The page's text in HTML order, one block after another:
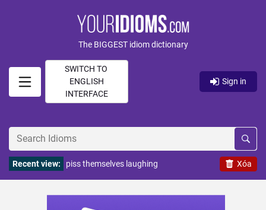
The BIGGEST idiom dictionary
SWITCH TO
ENGLISH
INTERFACE
Sign in
Xóa
Recent view: piss themselves laughing